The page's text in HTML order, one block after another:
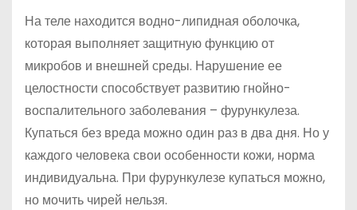
На теле находится водно-липидная оболочка,
которая выполняет защитную функцию от
микробов и внешней среды. Нарушение ее
целостности способствует развитию гнойно-
воспалительного заболевания – фурункулеза.
Купаться без вреда можно один раз в два дня. Но у
каждого человека свои особенности кожи, норма
индивидуальна. При фурункулезе купаться можно,
но мочить чирей нельзя.